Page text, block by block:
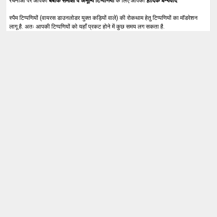
स्पैम टिप्पणियों (वायरस डाउनलोडर युक्त कड़ियों वाले) की रोकथाम हेतु टिप्पणियों का मॉडरेशन
लागू है. अतः आपकी टिप्पणियों को यहाँ प्रकट होने में कुछ समय लग सकता है.